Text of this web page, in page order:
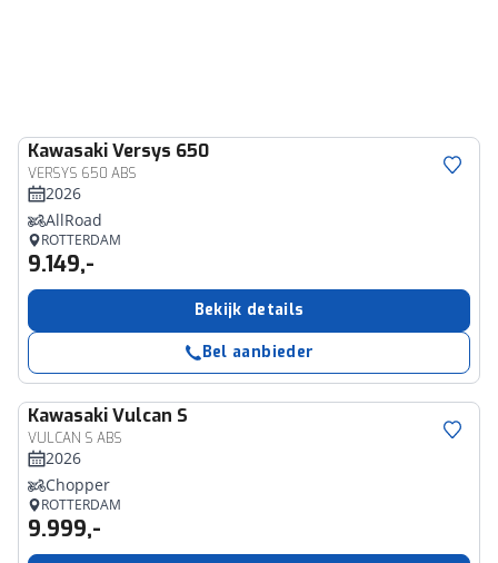
KawasakiVersys 650
VERSYS 650 ABS
2026
AllRoad
ROTTERDAM
9.149,-
Bekijk details
Bel aanbieder
KawasakiVulcan S
VULCAN S ABS
2026
Chopper
ROTTERDAM
9.999,-